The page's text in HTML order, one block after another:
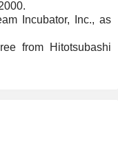
Incubator, Inc., as
from Hitotsubashi